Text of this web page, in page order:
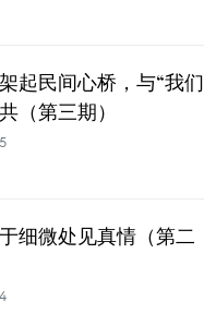
架起民间心桥，与“我们
（第三期）
于细微处见真情（第二